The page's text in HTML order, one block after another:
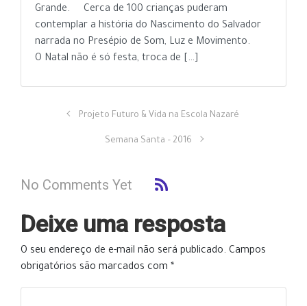
Grande. Cerca de 100 crianças puderam
contemplar a história do Nascimento do Salvador
narrada no Presépio de Som, Luz e Movimento.
O Natal não é só festa, troca de […]
Projeto Futuro & Vida na Escola Nazaré
Semana Santa – 2016
No Comments Yet
Deixe uma resposta
O seu endereço de e-mail não será publicado. Campos
obrigatórios são marcados com *